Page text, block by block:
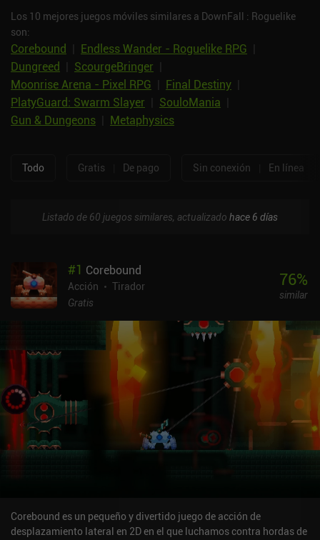
Los 10 mejores juegos móviles similares a DownFall : Roguelike
son:
Corebound Endless Wander - Roguelike RPG
Dungreed
ScourgeBringer
Moonrise Arena - Pixel RPG
Final Destiny
PlatyGuard: Swarm Slayer
SouloMania
Gun & Dungeons
Metaphysics
Todo Gratis De pago Sin conexión En línea
Listado de 60 juegos similares, actualizado hace 6 días
#1 Corebound
Acción
Tirador
Gratis
76%
similar
Corebound es un pequeño y divertido juego de acción de
desplazamiento lateral en 2D en el que luchamos contra hordas de